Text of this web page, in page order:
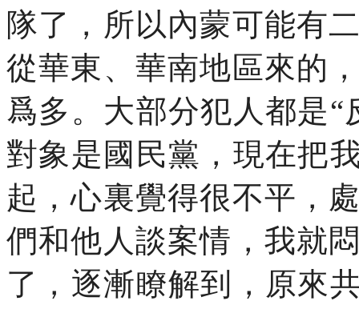
隊了，所以內蒙可能有
從華東、華南地區來的
爲多。大部分犯人都是
對象是國民黨，現在把
起，心裏覺得很不平，
們和他人談案情，我就
了，逐漸瞭解到，原來